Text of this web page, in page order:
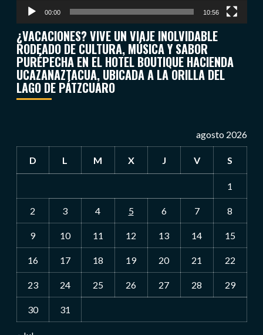
00:00 10:56
¿VACACIONES? VIVE UN VIAJE INOLVIDABLE
RODEADO DE CULTURA, MÚSICA Y SABOR
PURÉPECHA EN EL HOTEL BOUTIQUE HACIENDA
UCAZANAZTACUA, UBICADA A LA ORILLA DEL
LAGO DE PÁTZCUARO
agosto 2026
D L M X J V S
1
2 3 4 5 6 7 8
9 10 11 12 13 14 15
16 17 18 19 20 21 22
23 24 25 26 27 28 29
30 31